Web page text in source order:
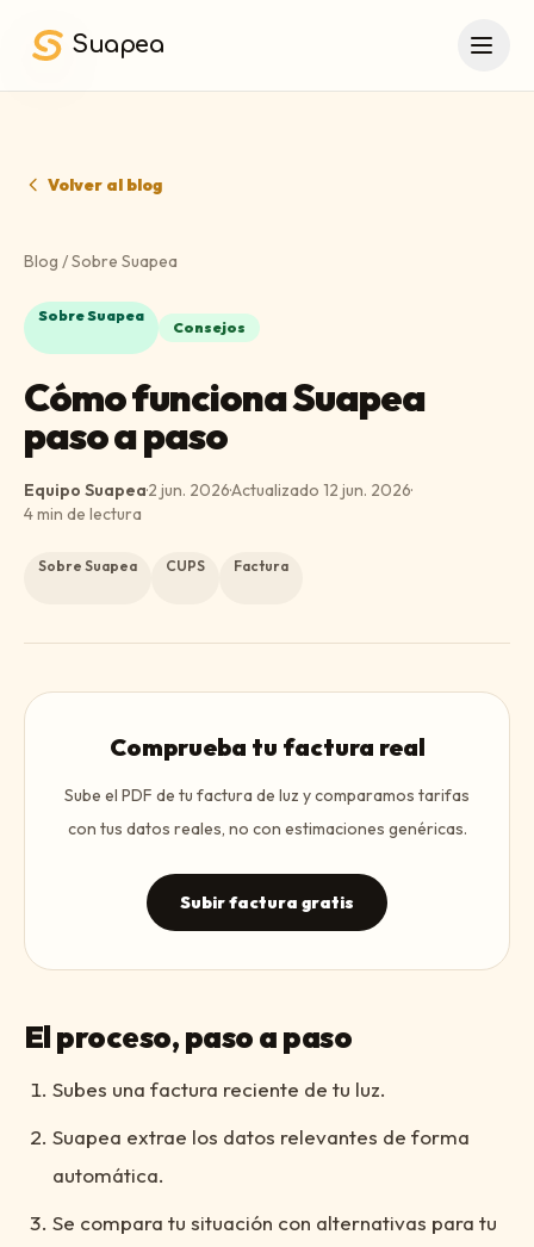
Suapea
Volver al blog
Blog /Sobre Suapea
Sobre Suapea
Consejos
Cómo funciona Suapea
paso a paso
Equipo Suapea·2 jun. 2026·Actualizado 12 jun. 2026·
4min de lectura
Sobre Suapea CUPS Factura
Comprueba tu factura real
Sube el PDF de tu factura de luz y comparamos tarifas
con tus datos reales, no con estimaciones genéricas.
Subir factura gratis
El proceso, paso a paso
Subes una factura reciente de tu luz.
Suapea extrae los datos relevantes de forma
automática.
Se compara tu situación con alternativas para tu